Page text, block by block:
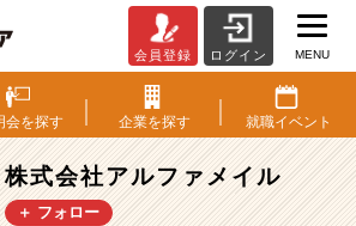
式
会
社
ア
ル
フ
会員登録 ログイン MENU
会を探す 企業を探す 就職イベント
株式会社アルファメイル
＋ フォロー